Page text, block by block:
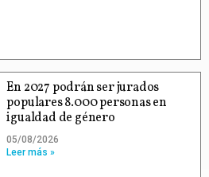
En 2027 podrán ser jurados
populares 8.000 personas en
igualdad de género
05/08/2026
Leer más »